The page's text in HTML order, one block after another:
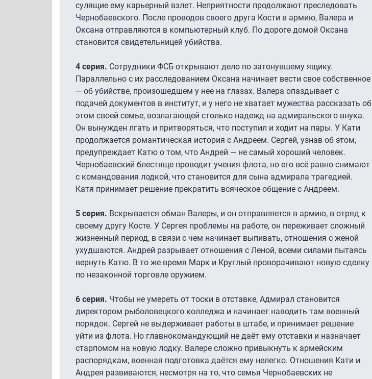
сулящие ему карьерный взлет. Неприятности продолжают преследовать
Чернобаевского. После проводов своего друга Кости в армию, Валера и
Оксана отправляются в компьютерный клуб. По дороге домой Оксана
становится свидетельницей убийства.
4 серия. Сотрудники ФСБ открывают дело по затонувшему ящику.
Параллельно с их расследованием Оксана начинает вести свое собственное
— об убийстве, произошедшем у нее на глазах. Валера опаздывает с
подачей документов в институт, и у него не хватает мужества рассказать об
этом своей семье, возлагающей столько надежд на адмиральского внука.
Он вынужден лгать и притворяться, что поступил и ходит на пары. У Кати
продолжается романтическая история с Андреем. Сергей, узнав об этом,
предупреждает Катю о том, что Андрей — не самый хороший человек.
Чернобаевский блестяще проводит учения флота, но его всё равно снимают
с командования лодкой, что становится для сына адмирала трагедией.
Катя принимает решение прекратить всяческое общение с Андреем.
5 серия. Вскрывается обман Валеры, и он отправляется в армию, в отряд к
своему другу Косте. У Сергея проблемы на работе, он переживает сложный
жизненный период, в связи с чем начинает выпивать, отношения с женой
ухудшаются. Андрей разрывает отношения с Леной, всеми силами пытаясь
вернуть Катю. В то же время Марк и Круглый проворачивают новую сделку
по незаконной торговле оружием.
6 серия. Чтобы не умереть от тоски в отставке, Адмирал становится
директором рыболовецкого колледжа и начинает наводить там военный
порядок. Сергей не выдерживает работы в штабе, и принимает решение
уйти из флота. Но главнокомандующий не даёт ему отставки и назначает
старпомом на новую лодку. Валере сложно привыкнуть к армейским
распорядкам, военная подготовка даётся ему нелегко. Отношения Кати и
Андрея развиваются, несмотря на то, что семья Чернобаевских не